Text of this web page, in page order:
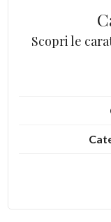
Scopri le
Bagni
minimi